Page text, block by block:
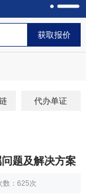
代办单证
题及解决方案
： 625次